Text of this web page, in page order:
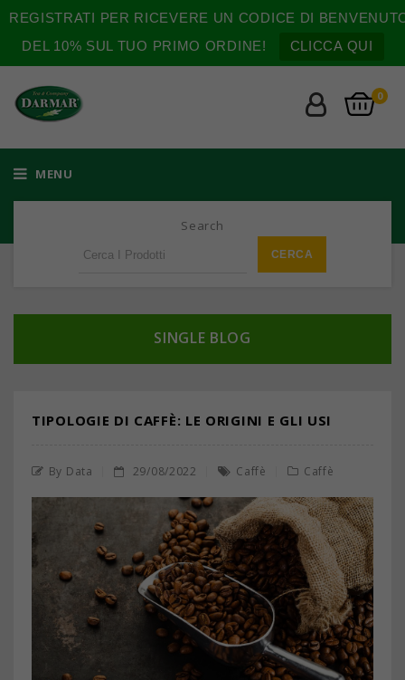
REGISTRATI PER RICEVERE UN CODICE DI
DEL 10% SUL TUO PRIMO ORDINE!
CLICCA QUI
0
MENU
Search
SINGLE BLOG
TIPOLOGIE DI CAFFÈ: LE ORIGINI E GLI USI
By Data 29/08/2022 Caffè Caffè